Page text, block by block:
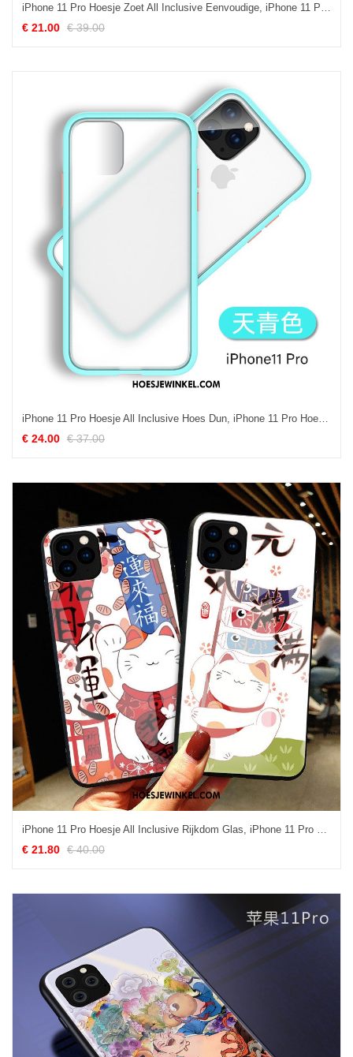
iPhone 11 Pro Hoesje Zoet All Inclusive Eenvoudige, iPhone 11 Pro Hoesje Lovers Glas
€ 21.00 € 39.00
iPhone 11 Pro Hoesje All Inclusive Hoes Dun, iPhone 11 Pro Hoesje High End Trend
€ 24.00 € 37.00
iPhone 11 Pro Hoesje All Inclusive Rijkdom Glas, iPhone 11 Pro Hoesje Spotprent Mobiele Telefoon
€ 21.80 € 40.00